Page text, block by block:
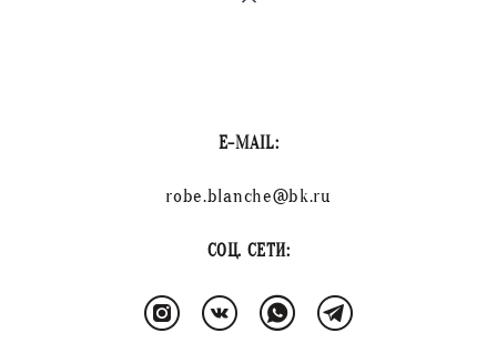
E-MAIL:
robe.blanche@bk.ru
СОЦ. СЕТИ: